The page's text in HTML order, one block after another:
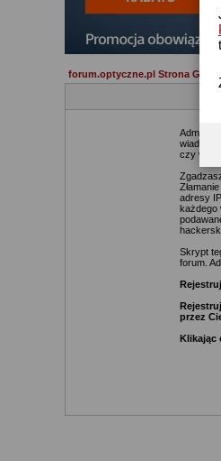
forum.optyczne.pl Strona
czy
adresy
każdego
Skrypt
forum.
przez
Klikając